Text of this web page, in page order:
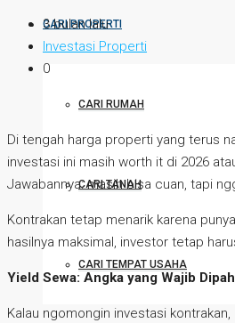
CARI PROPERTI
CARI RUMAH
CARI TANAH
CARI TEMPAT USAHA
3 bulan lalu
Investasi Properti
0
Di tengah harga properti yang terus
investasi ini masih worth it di 2026
Jawabannya: masih bisa cuan, tapi
Kontrakan tetap menarik karena
hasilnya maksimal, investor tetap
Yield Sewa: Angka yang Wajib
Kalau ngomongin investasi